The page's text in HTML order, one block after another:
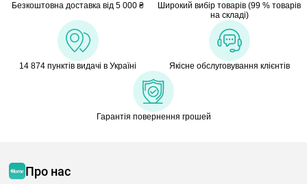
Безкоштовна доставка від 5 000 ₴
Широкий вибір товарів (99 % товарів
на складі)
14 874 пунктів видачі в Україні Якісне обслуговування клієнтів
Гарантія повернення грошей
Про нас